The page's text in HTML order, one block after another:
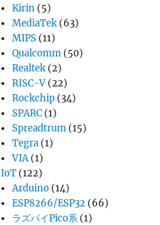
Kirin (5)
MediaTek (63)
MIPS (11)
Qualcomm (50)
Realtek (2)
RISC-V (22)
Rockchip (34)
SPARC (1)
Spreadtrum (15)
Tegra (1)
VIA(1)
IoT (122)
Arduino (14)
ESP8266/ESP32 (66)
ラズパイPico系 (1)